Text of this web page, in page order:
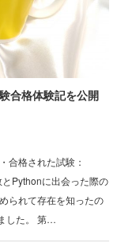
合格体験記を公開
格された試験：
Pythonに出会った際の
られて存在を知ったの
した。 第…